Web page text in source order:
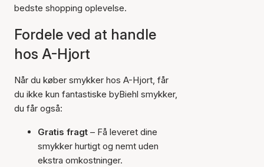
bedste shopping oplevelse.
Fordele ved at handle
hos A-Hjort
Når du køber smykker hos A-Hjort, får
du ikke kun fantastiske byBiehl smykker,
du får også:
Gratis fragt – Få leveret dine
smykker hurtigt og nemt uden
ekstra omkostninger.